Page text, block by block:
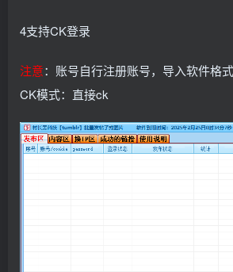
4支持CK登录
注意：账号自行注册账号，导入软件格
CK模式：直接ck